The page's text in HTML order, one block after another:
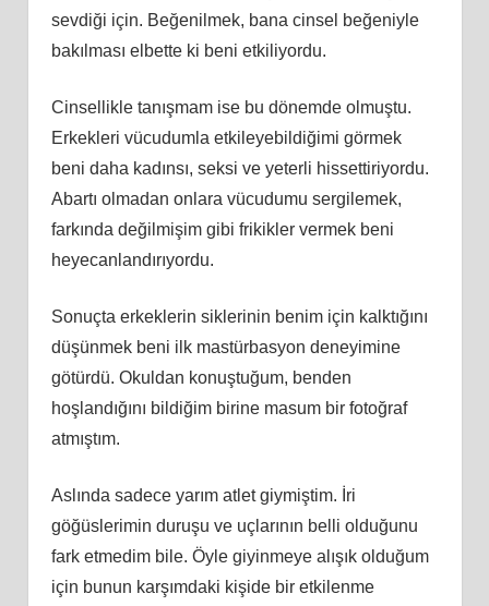
sevdiği için. Beğenilmek, bana cinsel beğeniyle
bakılması elbette ki beni etkiliyordu.
Cinsellikle tanışmam ise bu dönemde olmuştu.
Erkekleri vücudumla etkileyebildiğimi görmek
beni daha kadınsı, seksi ve yeterli hissettiriyordu.
Abartı olmadan onlara vücudumu sergilemek,
farkında değilmişim gibi frikikler vermek beni
heyecanlandırıyordu.
Sonuçta erkeklerin siklerinin benim için kalktığını
düşünmek beni ilk mastürbasyon deneyimine
götürdü. Okuldan konuştuğum, benden
hoşlandığını bildiğim birine masum bir fotoğraf
atmıştım.
Aslında sadece yarım atlet giymiştim. İri
göğüslerimin duruşu ve uçlarının belli olduğunu
fark etmedim bile. Öyle giyinmeye alışık olduğum
için bunun karşımdaki kişide bir etkilenme